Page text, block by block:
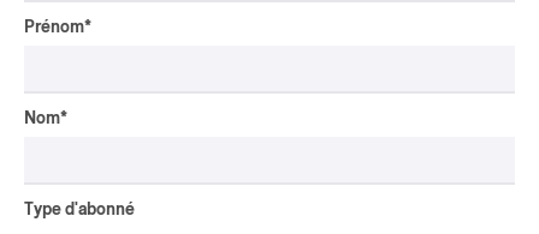
Lanaudière 2026
OSHEAGA 2026 I Not For
Prénom*
Nom*
Type d'abonné